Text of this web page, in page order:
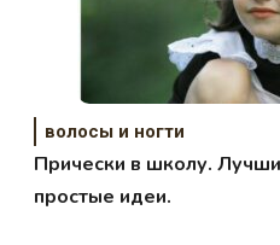
волосы и ногти
Прически в школу.
простые идеи.